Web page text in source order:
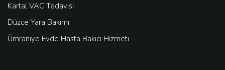
Kartal VAC Tedavisi
Düzce Yara Bakımı
Ümraniye Evde Hasta Bakıcı Hizmeti